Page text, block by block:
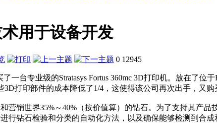
用于设备开发
0 12945
一台专业级的Stratasys Fortus 360mc 3D打印机。放在了
打印部件的成本降低了1/4，这使得该公司再次出手，又购
营销世界35%～40%（按价值算）的钻石。为了支持其产
行钻石检验和分类的自动化方法，以及确保能够检测到合